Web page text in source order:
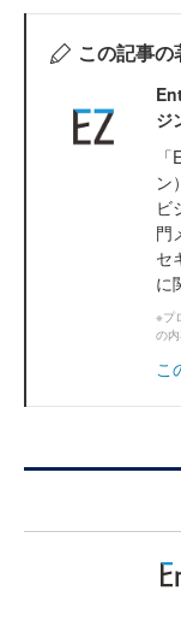
この記事の
ジ
ン
ビ
門
セ
に
※プ
の
こ